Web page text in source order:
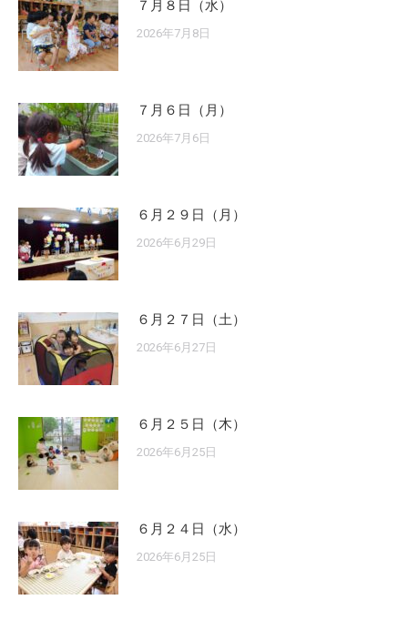
７月８日（水）
2026年7月8日
７月６日（月）
2026年7月6日
６月２９日（月）
2026年6月29日
６月２７日（土）
2026年6月27日
６月２５日（木）
2026年6月25日
６月２４日（水）
2026年6月25日